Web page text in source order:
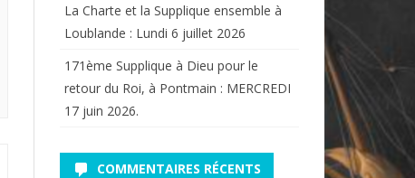
La Charte et la Supplique ensemble à
Loublande : Lundi 6 juillet 2026
171ème Supplique à Dieu pour le
retour du Roi, à Pontmain : MERCREDI
17 juin 2026.
COMMENTAIRES RÉCENTS